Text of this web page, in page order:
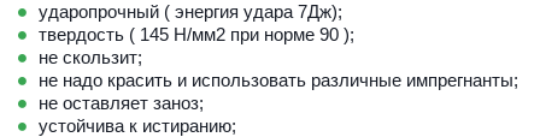
ударопрочный ( энергия удара 7Дж);
твердость ( 145 Н/мм2 при норме 90 );
не скользит;
не надо красить и использовать различные импрегнанты;
не оставляет заноз;
устойчива к истиранию;